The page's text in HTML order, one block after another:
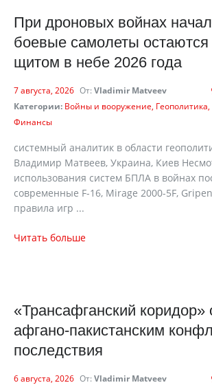
При дроновых войнах
боевые самолеты
щитом в небе 2026 года
7 августа, 2026 От: Vladimir Matveev
Категории: Войны и вооружение Геополитика
Финансы
cистемный аналитик в области
Владимир Матвеев, Украина, Киев
использования систем БПЛА в войнах
современные F-16, Mirage 2000-5F,
правила игр ...
Читать больше
«Трансафганский коридор»
афгано-пакистанским
последствия
6 августа, 2026 От: Vladimir Matveev